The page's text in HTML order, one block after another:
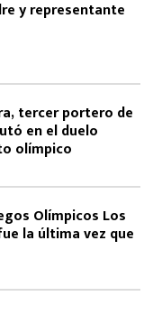
y representante
tercer portero de
en el duelo
olímpico
Olímpicos Los
la última vez que